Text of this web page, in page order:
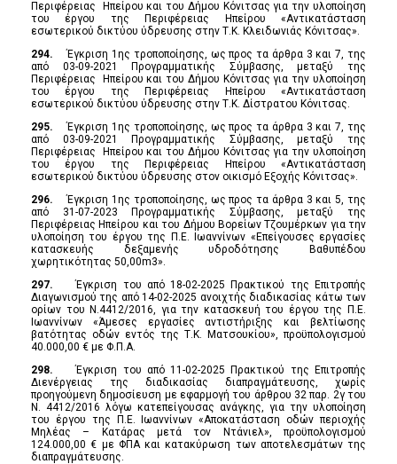
Περιφέρειας Ηπείρου και του Δήμου Κόνιτσας για την υλοποίηση
του έργου της Περιφέρειας Ηπείρου «Αντικατάσταση
εσωτερικού δικτύου ύδρευσης στην Τ.Κ. Κλειδωνιάς Κόνιτσας».
294.Έγκριση 1ης τροποποίησης, ως προς τα άρθρα 3 και 7, της
από 03-09-2021 Προγραμματικής Σύμβασης, μεταξύ της
Περιφέρειας Ηπείρου και του Δήμου Κόνιτσας για την υλοποίηση
του έργου της Περιφέρειας Ηπείρου «Αντικατάσταση
εσωτερικού δικτύου ύδρευσης στην Τ.Κ. Δίστρατου Κόνιτσας.
295.Έγκριση 1ης τροποποίησης, ως προς τα άρθρα 3 και 7, της
από 03-09-2021 Προγραμματικής Σύμβασης, μεταξύ της
Περιφέρειας Ηπείρου και του Δήμου Κόνιτσας για την υλοποίηση
του έργου της Περιφέρειας Ηπείρου «Αντικατάσταση
εσωτερικού δικτύου ύδρευσης στον οικισμό Εξοχής Κόνιτσας».
296.Έγκριση 1ης τροποποίησης, ως προς τα άρθρα 3 και 5, της
από 31-07-2023 Προγραμματικής Σύμβασης, μεταξύ της
Περιφέρειας Ηπείρου και του Δήμου Βορείων Τζουμέρκων για την
υλοποίηση του έργου της Π.Ε. Ιωαννίνων «Επείγουσες εργασίες
κατασκευής δεξαμενής υδροδότησης Βαθυπέδου
χωρητικότητας 50,00m3».
297.Έγκριση του από 18-02-2025 Πρακτικού της Επιτροπής
Διαγωνισμού της από 14-02-2025 ανοιχτής διαδικασίας κάτω των
ορίων του Ν.4412/2016, για την κατασκευή του έργου της Π.Ε.
Ιωαννίνων «Άμεσες εργασίες αντιστήριξης και βελτίωσης
βατότητας οδών εντός της Τ.Κ. Ματσουκίου», προϋπολογισμού
40.000,00 € με Φ.Π.Α.
298.Έγκριση του από 11-02-2025 Πρακτικού της Επιτροπής
Διενέργειας της διαδικασίας διαπραγμάτευσης, χωρίς
προηγούμενη δημοσίευση με εφαρμογή του άρθρου 32 παρ. 2γ του
Ν. 4412/2016 λόγω κατεπείγουσας ανάγκης, για την υλοποίηση
του έργου της Π.Ε. Ιωαννίνων «Αποκατάσταση οδών περιοχής
Μηλέας – Κατάρας μετά τον Ντάνιελ», προϋπολογισμού
124.000,00 € με ΦΠΑ και κατακύρωση των αποτελεσμάτων της
διαπραγμάτευσης.